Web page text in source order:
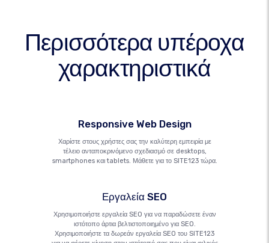
Περισσότερα υπέροχα
χαρακτηριστικά
Responsive Web Design
Χαρίστε στους χρήστες σας την καλύτερη εμπειρία με
τέλειο ανταποκρινόμενο σχεδιασμό σε desktops,
smartphones και tablets. Μάθετε για το SITE123 τώρα.
Εργαλεία SEO
Χρησιμοποιήστε εργαλεία SEO για να παραδώσετε έναν
ιστότοπο άρτια βελτιστοποιημένο για SEO.
Χρησιμοποιήστε τα δωρεάν εργαλεία SEO του SITE123